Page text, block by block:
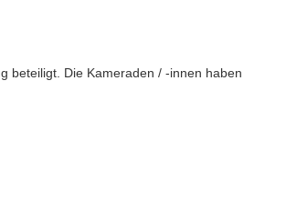
beteiligt. Die Kameraden / -innen haben